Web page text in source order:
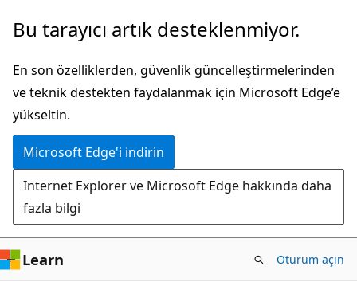
Ana
atla
Bu tarayıcı artık desteklenmiyor.
En son özelliklerden, güvenlik güncelleştirmelerinden
ve teknik destekten faydalanmak için Microsoft Edge’e
yükseltin.
Microsoft Edge'i indirin
Internet Explorer ve Microsoft Edge hakkında daha
fazla bilgi
Learn Oturum açın